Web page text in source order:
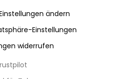
ändern
Einstellungen
widerrufen